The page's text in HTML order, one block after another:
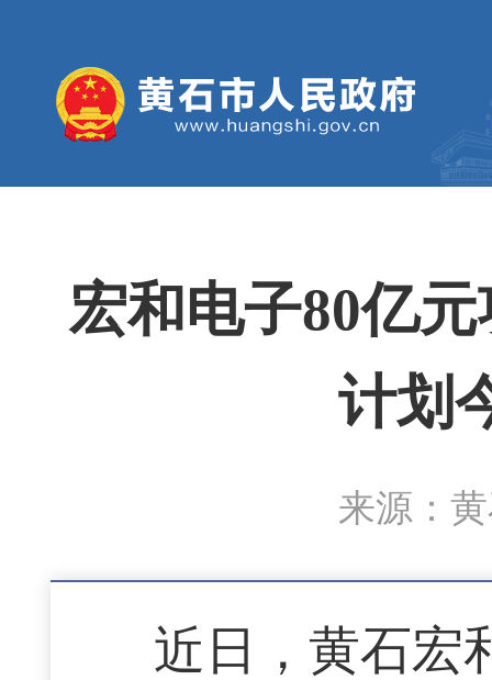
宏和电子80亿
计划
来源：
近日，黄石宏